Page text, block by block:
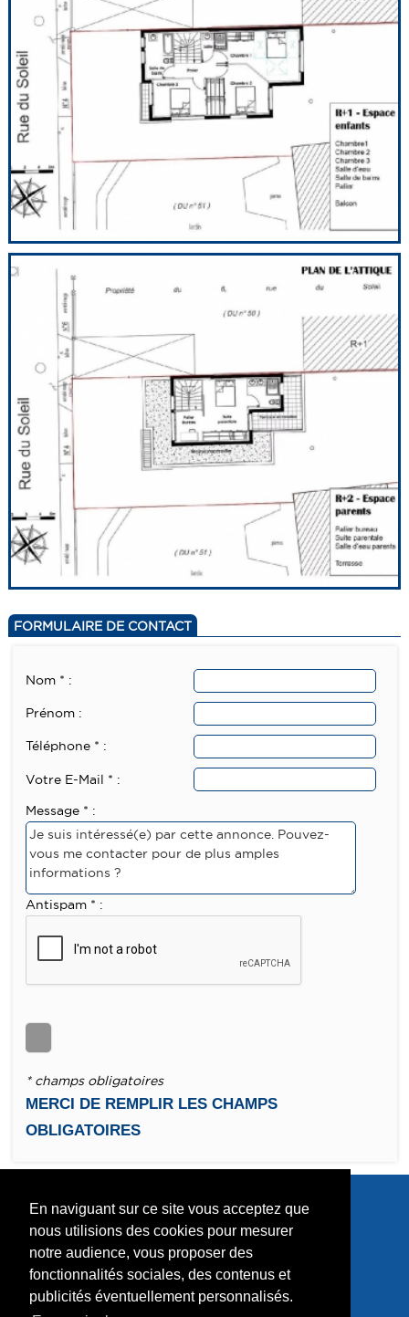
En naviguant sur ce site vous acceptez que
nous utilisions des cookies pour mesurer
notre audience, vous proposer des
fonctionnalités sociales, des contenus et
publicités éventuellement personnalisés.
FORMULAIRE DE CONTACT
Nom * :
Prénom :
Téléphone * :
Votre E-Mail * :
Message * :
Antispam * :
* champs obligatoires
MERCI DE REMPLIR LES CHAMPS
OBLIGATOIRES